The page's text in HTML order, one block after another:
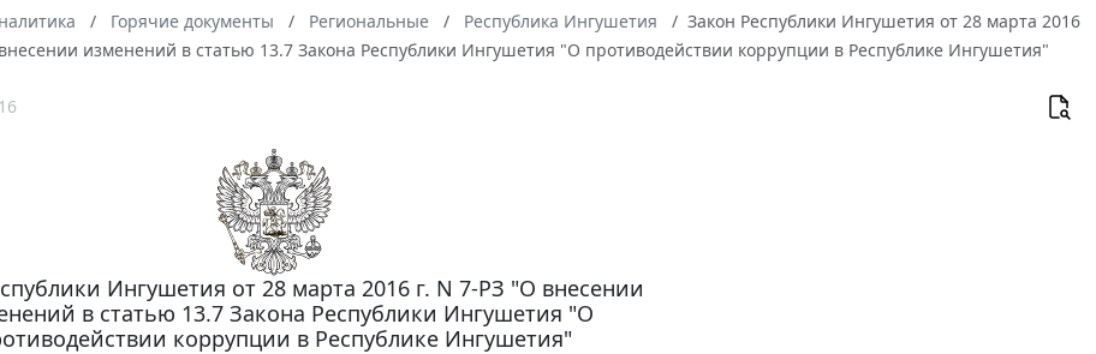
Горячие документы Региональные Республика Ингушетия
Закон Республики Ингушетия от 28 марта 2016
изменений в статью 13.7 Закона Республики Ингушетия "О противодействии коррупции в Республике Ингушетия"
Ингушетия от 28 марта 2016 г. N 7-РЗ "О внесении
в статью 13.7 Закона Республики Ингушетия "О
коррупции в Республике Ингушетия"